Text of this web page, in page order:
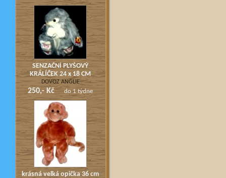
SENZAČNÍ PLYŠOVÝ
KRÁLÍČEK 24 x 18 CM
DOVOZ ANGLIE
250,- Kč do 1 týdne
krásná velká opička 36 cm